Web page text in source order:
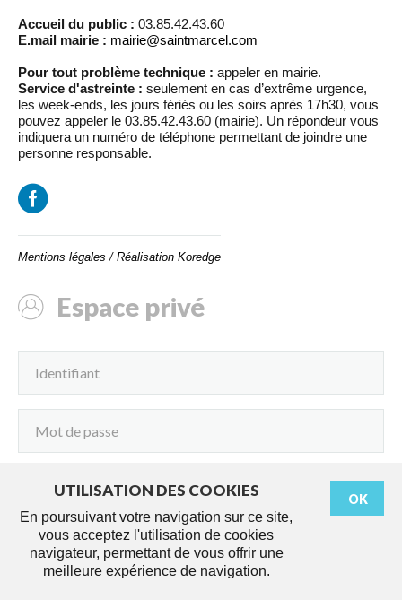
Accueil du public : 03.85.42.43.60
E.mail mairie : mairie@saintmarcel.com
Pour tout problème technique : appeler en mairie.
Service d'astreinte : seulement en cas d’extrême urgence,
les week-ends, les jours fériés ou les soirs après 17h30, vous
pouvez appeler le 03.85.42.43.60 (mairie). Un répondeur vous
indiquera un numéro de téléphone permettant de joindre une
personne responsable.
Mentions légales / Réalisation Koredge
Espace privé
OK
UTILISATION DES COOKIES
En poursuivant votre navigation sur ce site,
vous acceptez l'utilisation de cookies
navigateur, permettant de vous offrir une
meilleure expérience de navigation.